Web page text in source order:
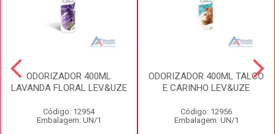
ODORIZADOR 400ML
LAVANDA FLORAL LEV&UZE
Código: 12954
Embalagem: UN/1
ODORIZADOR 400ML TALCO
E CARINHO LEV&UZE
Código: 12956
Embalagem: UN/1